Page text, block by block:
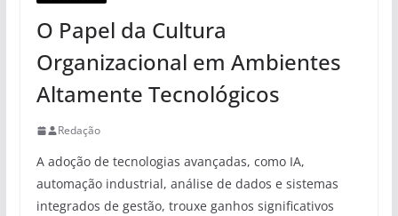
O Papel da Cultura
Organizacional em Ambientes
Altamente Tecnológicos
Redação
A adoção de tecnologias avançadas, como IA,
automação industrial, análise de dados e sistemas
integrados de gestão, trouxe ganhos significativos